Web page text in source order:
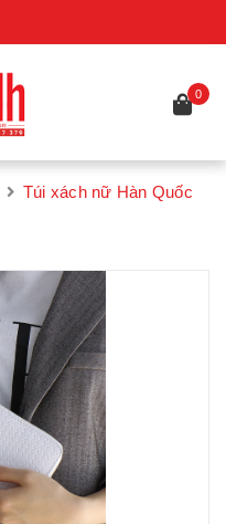
0
Túi xách nữ Hàn Quốc